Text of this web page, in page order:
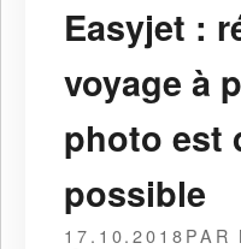
Easyjet :
voyage à
photo est
possible
17.10.2018PAR